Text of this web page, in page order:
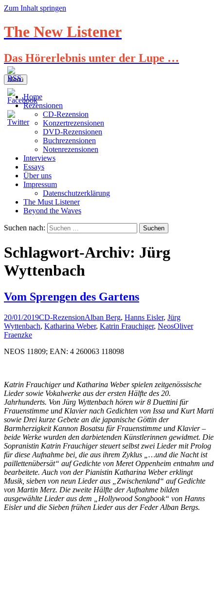
Zum Inhalt springen
The New Listener
Das Hörerlebnis unter der Lupe …
Menü
Home
Rezensionen
CD-Rezension
Konzertrezensionen
DVD-Rezensionen
Buchrezensionen
Notenrezensionen
Interviews
Essays
Über uns
Impressum
Datenschutzerklärung
The Must Listener
Beyond the Waves
Suchen nach:
Schlagwort-Archiv: Jürg
Wyttenbach
Vom Sprengen des Gartens
20/01/2019CD-RezensionAlban Berg, Hanns Eisler, Jürg
Wyttenbach, Katharina Weber, Katrin Frauchiger, NeosOliver
Fraenzke
NEOS 11809; EAN: 4 260063 118098
Katrin Frauchiger und Katharina Weber spielen zeitgenössische
Lieder sowie Vokalwerke aus der ersten Hälfte des 20.
Jahrhunderts. Von Jürg Wyttenbach hören wir 8 Duettini für
Frauenstimme und Klavier nach Gedichten von Issa und Kurt Marti
sowie Drei kurze Gebete an die japanische Göttin der
Barmherzigkeit Kannon Bosatsu für Frauenstimme und Klavier –
beide Werke wurden den darbietenden Künstlerinnen gewidmet. Die
Sopranistin Katrin Frauchiger steuert selbst zwei Lieder mit Prolog
für diese Aufnahme bei, die aus ihrem Zyklus „…und die Nacht ist
paillettenübersät“ auf Gedichte von Meret Oppenheim entnahm und
bearbeitete. Auch von der Pianistin Katharina Weber erklingt
Musik, sieben von neun Lieder aus „Zwischenland“ auf Gedichte
von Martin Merz. Die zweite Hälfte der Aufnahme bilden
ausgewählte Lieder aus dem „Hollywood Songbook“ von Hanns
Eisler und die Sieben frühen Lieder aus der Feder Alban Bergs.